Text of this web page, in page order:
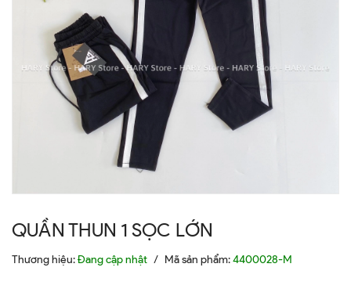
QUẦN THUN 1 SỌC LỚN
Thương hiệu:Đang cập nhật / Mã sản phẩm:4400028-M